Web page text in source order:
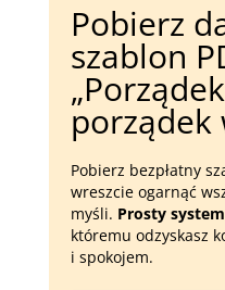
Pobierz
szablon
porządek
Pobierz bezpłatny
wreszcie ogarnąć
myśli. Prosty
któremu odzyskasz
i spokojem.